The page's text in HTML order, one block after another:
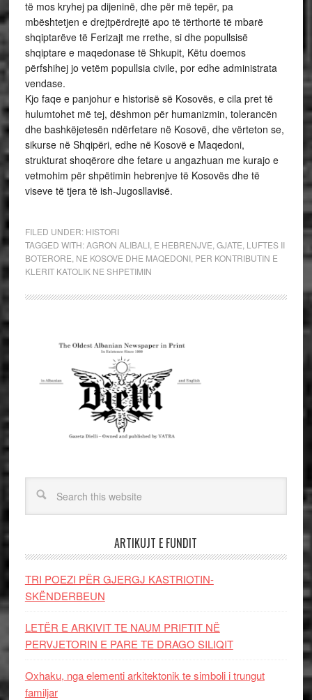
të mos kryhej pa dijeninë, dhe për më tepër, pa
mbështetjen e drejtpërdrejtë apo të tërthortë të mbarë
shqiptarëve të Ferizajt me rrethe, si dhe popullsisë
shqiptare e maqedonase të Shkupit, Këtu doemos
përfshihej jo vetëm popullsia civile, por edhe administrata
vendase.
Kjo faqe e panjohur e historisë së Kosovës, e cila pret të
hulumtohet më tej, dëshmon për humanizmin, tolerancën
dhe bashkëjetesën ndërfetare në Kosovë, dhe vërteton se,
sikurse në Shqipëri, edhe në Kosovë e Maqedoni,
strukturat shoqërore dhe fetare u angazhuan me kurajo e
vetmohim për shpëtimin hebrenjve të Kosovës dhe të
viseve të tjera të ish-Jugosllavisë.
FILED UNDER: HISTORI
TAGGED WITH:AGRON ALIBALI, E HEBRENJVE GJATE LUFTES II
BOTERORE NE KOSOVE DHE MAQEDONI, PER KONTRIBUTIN E
KLERIT KATOLIK NE SHPETIMIN
ARTIKUJT E FUNDIT
TRI POEZI PËR GJERGJ KASTRIOTIN-
SKËNDERBEUN
LETËR E ARKIVIT TE NAUM PRIFTIT NË
PERVJETORIN E PARE TE DRAGO SILIQIT
Oxhaku, nga elementi arkitektonik te simboli i trungut
familjar